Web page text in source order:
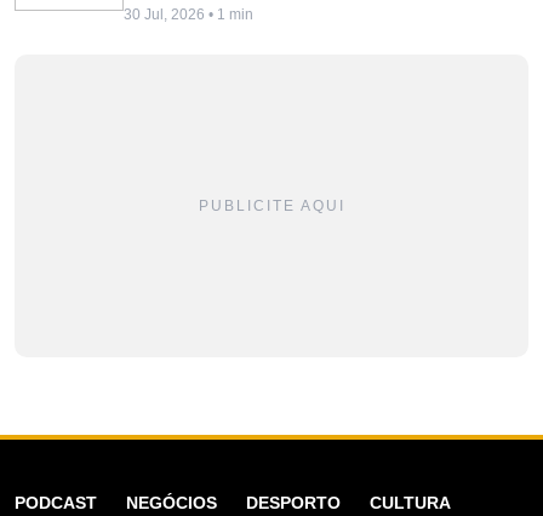
30 Jul, 2026 • 1 min
PUBLICITE AQUI
PODCAST NEGÓCIOS DESPORTO
CULTURA